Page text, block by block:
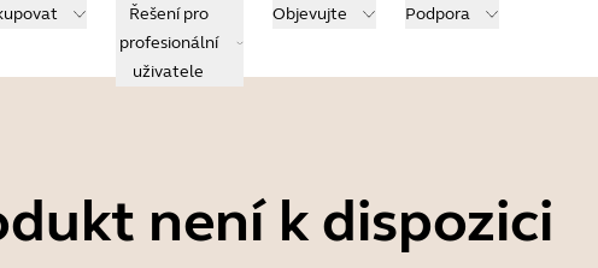
Řešení pro
profesionální
uživatele
Objevujte Podpora
není k dispozici